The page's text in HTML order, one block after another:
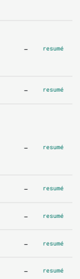
- resumé
- resumé
- resumé
- resumé
- resumé
- resumé
- resumé